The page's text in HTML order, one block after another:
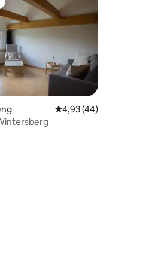
von 5, 161 Bewertungen
Durchschnittliche
4,93 (44)